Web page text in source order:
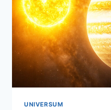
UNIVERSUM